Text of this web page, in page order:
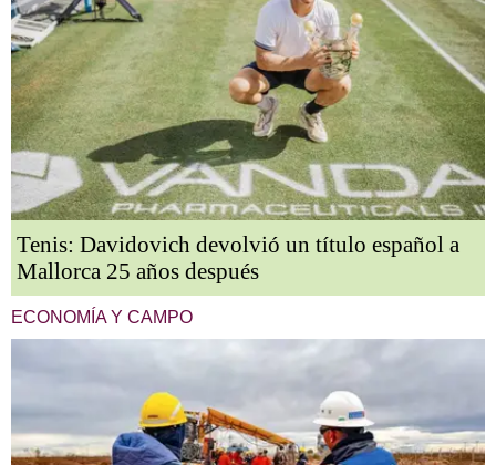
Tenis: Davidovich devolvió un título español a
Mallorca 25 años después
ECONOMÍA Y CAMPO